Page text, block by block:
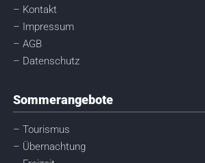
– Kontakt
– Impressum
– AGB
– Datenschutz
Sommerangebote
– Tourismus
– Übernachtung